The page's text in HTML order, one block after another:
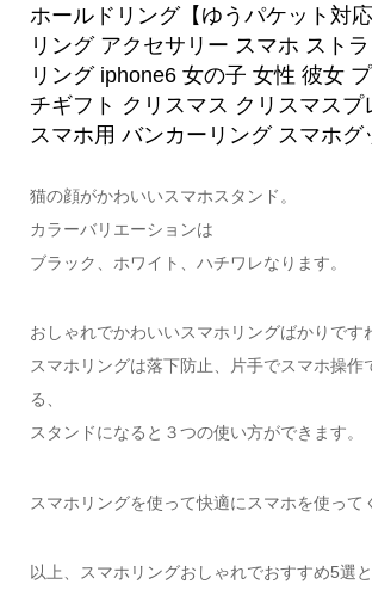
ホールドリング【ゆうパケット対
リング アクセサリー スマホ スト
リング iphone6 女の子 女性 彼女
チギフト クリスマス クリスマスプ
スマホ用 バンカーリング スマホグ
猫の顔がかわいいスマホスタンド。
カラーバリエーションは
ブラック、ホワイト、ハチワレなります。
おしゃれでかわいいスマホリングばかりです
スマホリングは落下防止、片手でスマホ操作
る、
スタンドになると３つの使い方ができます。
スマホリングを使って快適にスマホを使って
以上、スマホリングおしゃれでおすすめ5選